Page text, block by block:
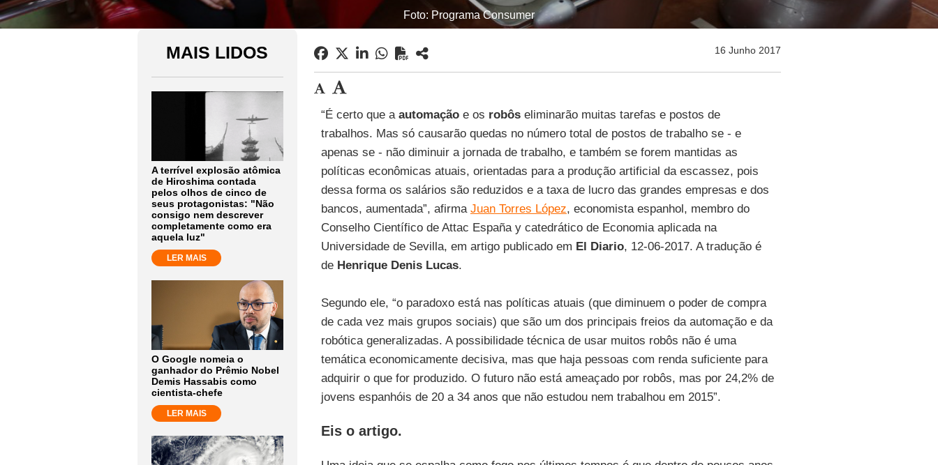
Foto: Programa Consumer
MAIS LIDOS
A terrível explosão atômica
de Hiroshima contada
pelos olhos de cinco de
seus protagonistas: "Não
consigo nem descrever
completamente como era
aquela luz"
LER MAIS
O Google nomeia o
ganhador do Prêmio Nobel
Demis Hassabis como
cientista-chefe
LER MAIS
16 Junho 2017
“É certo que a automaçãoe os robôseliminarão muitas tarefas e postos de
trabalhos. Mas só causarão quedas no número total de postos de trabalho se - e
apenas se - não diminuir a jornada de trabalho, e também se forem mantidas as
políticas econômicas atuais, orientadas para a produção artificial da escassez, pois
dessa forma os salários são reduzidos e a taxa de lucro das grandes empresas e dos
bancos, aumentada”, afirma Juan Torres López, economista espanhol, membro do
Conselho Científico de Attac España y catedrático de Economia aplicada na
Universidade de Sevilla, em artigo publicado em El Diario, 12-06-2017. A tradução é
de Henrique Denis Lucas.
Segundo ele, “o paradoxo está nas políticas atuais (que diminuem o poder de compra
de cada vez mais grupos sociais) que são um dos principais freios da automação e da
robótica generalizadas. A possibilidade técnica de usar muitos robôs não é uma
temática economicamente decisiva, mas que haja pessoas com renda suficiente para
adquirir o que for produzido. O futuro não está ameaçado por robôs, mas por 24,2% de
jovens espanhóis de 20 a 34 anos que não estudou nem trabalhou em 2015”.
Eis o artigo.